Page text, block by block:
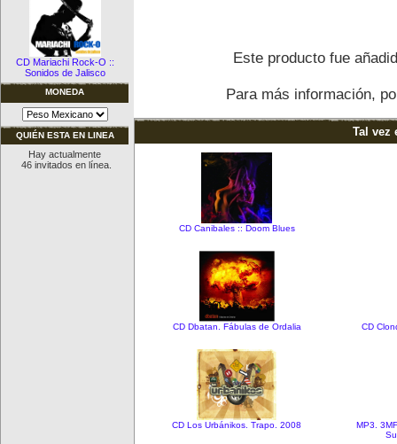
CD Mariachi Rock-O ::
Sonidos de Jalisco
MONEDA
QUIÉN ESTA EN LINEA
Hay actualmente
46 invitados en línea.
Este producto fue
Para más información,
Tal vez
CD Canibales :: Doom Blues
CD Dbatan. Fábulas de Ordalia CD
CD Los Urbánikos. Trapo. 2008
MP3.